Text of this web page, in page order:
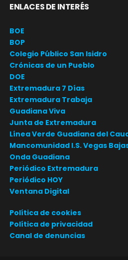
ENLACES DE INTERÉS
BOE
BOP
Colegio Público San Isidro
Crónicas de un Pueblo
DOE
Extremadura 7 Días
Extremadura Trabaja
Guadiana Viva
Junta de Extremadura
Línea Verde Guadiana del
Mancomunidad I.S. Vegas
Onda Guadiana
Periódico Extremadura
Periódico HOY
Ventana Digital
Política de cookies
Política de privacidad
Canal de denuncias